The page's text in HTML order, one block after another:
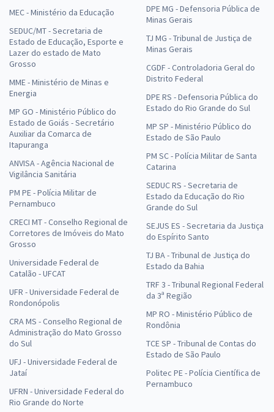
MEC - Ministério da Educação
SEDUC/MT - Secretaria de
Estado de Educação, Esporte e
Lazer do estado de Mato
Grosso
MME - Ministério de Minas e
Energia
MP GO - Ministério Público do
Estado de Goiás - Secretário
Auxiliar da Comarca de
Itapuranga
ANVISA - Agência Nacional de
Vigilância Sanitária
PM PE - Polícia Militar de
Pernambuco
CRECI MT - Conselho Regional de
Corretores de Imóveis do Mato
Grosso
Universidade Federal de
Catalão - UFCAT
UFR - Universidade Federal de
Rondonópolis
CRA MS - Conselho Regional de
Administração do Mato Grosso
do Sul
UFJ - Universidade Federal de
Jataí
UFRN - Universidade Federal do
Rio Grande do Norte
DPE MG - Defensoria Pública de
Minas Gerais
TJ MG - Tribunal de Justiça de
Minas Gerais
CGDF - Controladoria Geral do
Distrito Federal
DPE RS - Defensoria Pública do
Estado do Rio Grande do Sul
MP SP - Ministério Público do
Estado de São Paulo
PM SC - Polícia Militar de Santa
Catarina
SEDUC RS - Secretaria de
Estado da Educação do Rio
Grande do Sul
SEJUS ES - Secretaria da Justiça
do Espírito Santo
TJ BA - Tribunal de Justiça do
Estado da Bahia
TRF 3 - Tribunal Regional Federal
da 3ª Região
MP RO - Ministério Público de
Rondônia
TCE SP - Tribunal de Contas do
Estado de São Paulo
Politec PE - Polícia Científica de
Pernambuco